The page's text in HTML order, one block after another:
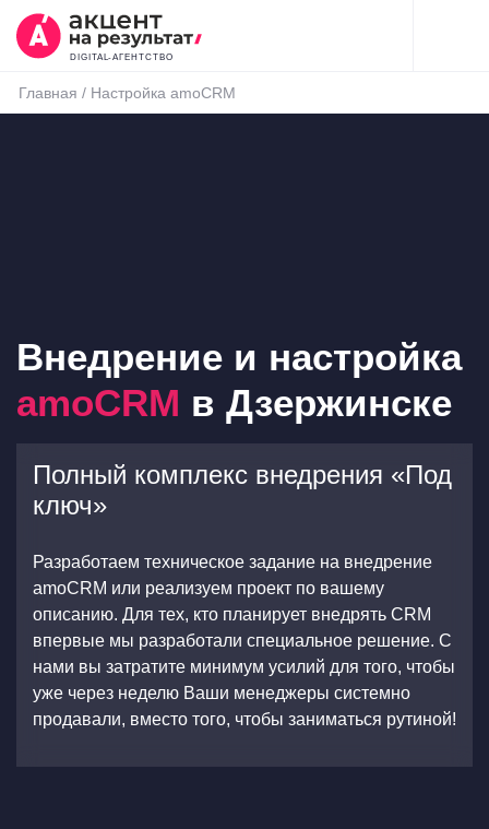
DIGITAL-АГЕНТСТВО
Главная / Настройка amoCRM
Внедрение и настройка
amoCRM в Дзержинске
Полный комплекс внедрения «Под
ключ»
Разработаем техническое задание на внедрение
amoCRM или реализуем проект по вашему
описанию. Для тех, кто планирует внедрять CRM
впервые мы разработали специальное решение. С
нами вы затратите минимум усилий для того, чтобы
уже через неделю Ваши менеджеры системно
продавали, вместо того, чтобы заниматься рутиной!